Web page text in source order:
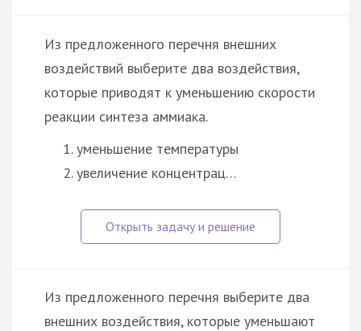
Из предложенного перечня внешних
воздействий выберите два воздействия,
которые приводят к уменьшению скорости
реакции синтеза аммиака.
уменьшение температуры
увеличение концентрац…
Из предложенного перечня выберите два
внешних воздействия, которые уменьшают